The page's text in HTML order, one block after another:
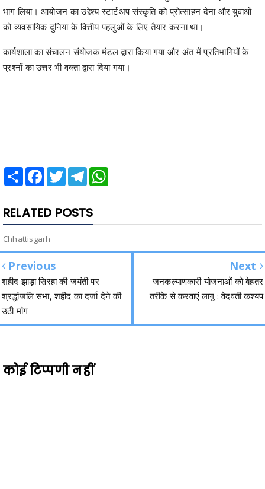
भाग लिया। आयोजन का उद्देश्य स्टार्टअप संस्कृति को प्रोत्साहन देना और युवाओं
को व्यवसायिक दुनिया के वित्तीय पहलुओं के लिए तैयार करना था।
कार्यशाला का संचालन संयोजक मंडल द्वारा किया गया और अंत में प्रतिभागियों के
प्रश्नों का उत्तर भी वक्ता द्वारा दिया गया।
Share Facebook
TwitterTelegram
RELATED POSTS
Chhattisgarh
Previous
शहीद झाड़ा सिरहा की जयंती पर
श्रद्धांजलि सभा, शहीद का दर्जा देने की
उठी मांग
Next
जनकल्याणकारी योजनाओं को बेहतर
तरीके से करवाएं लागू : वेदवती कश्यप
कोई टिप्पणी नहीं